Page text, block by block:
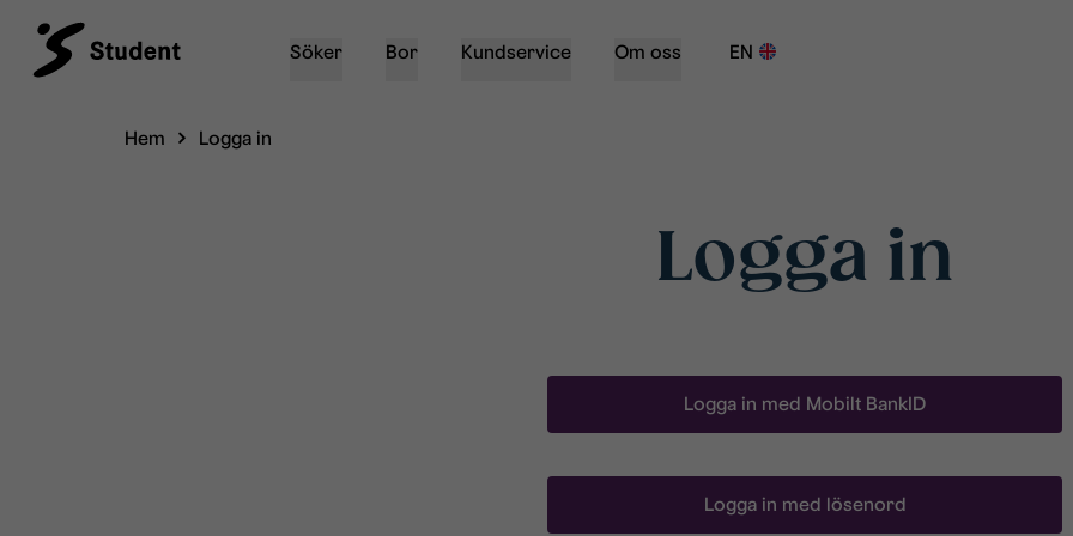
Söker Bor Kundservice Om oss EN
Hem Logga in
Logga in
Logga in med Mobilt BankID
Logga in med lösenord